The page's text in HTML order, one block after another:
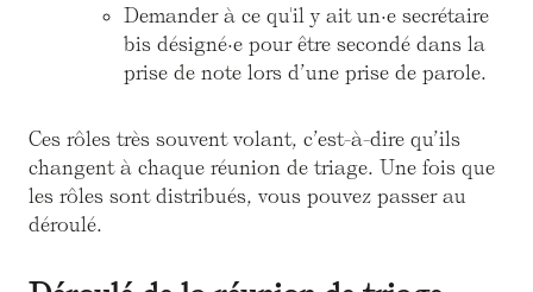
Demander à ce qu'il y ait un·e secrétaire
bis désigné·e pour être secondé dans la
prise de note lors d’une prise de parole.
Ces rôles très souvent volant, c’est-à-dire qu’ils
changent à chaque réunion de triage. Une fois que
les rôles sont distribués, vous pouvez passer au
déroulé.